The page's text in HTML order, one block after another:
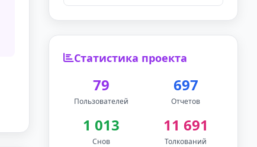
Статистика проекта
79
Пользователей
697
Отчетов
1 013
Снов
11 691
Толкований